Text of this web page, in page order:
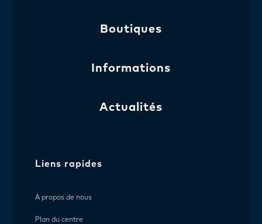
Boutiques
Informations
Actualités
Liens rapides
À propos de nous
Plan du centre